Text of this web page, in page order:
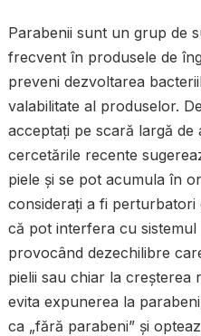
Parabenii sunt un grup de
frecvent în produsele de
preveni dezvoltarea
valabilitate al produselor.
acceptați pe scară largă de
cercetările recente
piele și se pot acumula în
considerați a fi perturbatori
că pot interfera cu
provocând dezechilibre
pielii sau chiar la creșterea
evita expunerea la
ca „fără parabeni” și